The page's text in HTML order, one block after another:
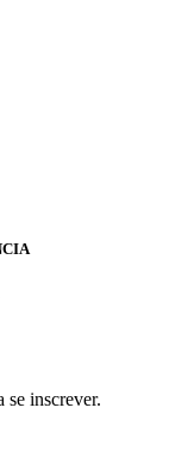
se inscrever.